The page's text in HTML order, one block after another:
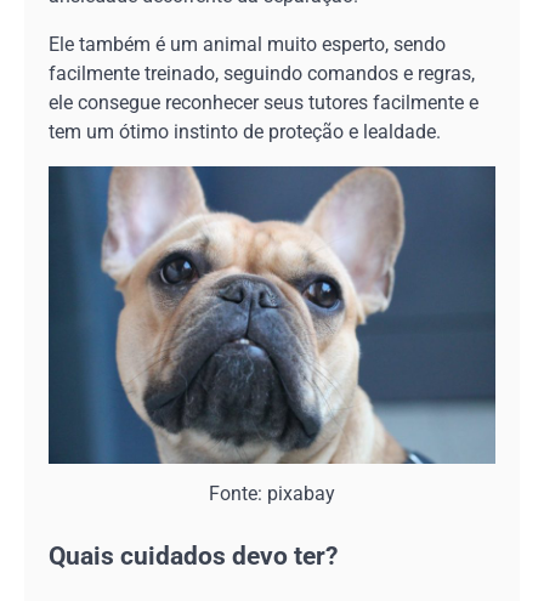
Ele também é um animal muito esperto, sendo
facilmente treinado, seguindo comandos e regras,
ele consegue reconhecer seus tutores facilmente e
tem um ótimo instinto de proteção e lealdade.
Fonte: pixabay
Quais cuidados devo ter?